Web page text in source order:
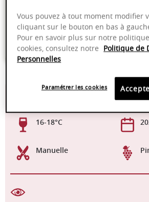
Emballage anti-casse
Paiement sécurisé
16-18°C
Manuelle
Vous pouvez à tout moment modifier
cliquant sur le bouton en bas à
Pour en savoir plus sur notre
cookies, consultez notre Politique de
Personnelles
Paramétrer les cookies